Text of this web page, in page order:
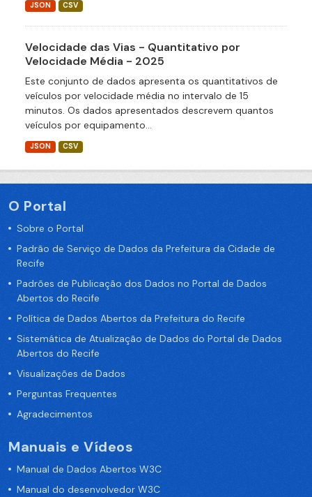
JSON CSV
Velocidade das Vias - Quantitativo por
Velocidade Média - 2025
Este conjunto de dados apresenta os quantitativos de
veículos por velocidade média no intervalo de 15
minutos. Os dados apresentados descrevem quantos
veículos por equipamento...
JSON CSV
O Portal
Sobre o Portal
Padrão de Serviço de Dados da Prefeitura da Cidade de
Recife
Padrões de Publicação dos Dados no Portal de Dados
Abertos do Recife
Política de Dados Abertos da Prefeitura do Recife
Sistemática de Atualização de Dados do Portal de Dados
Abertos do Recife
Visualizações de Dados
Perguntas Frequentes
Agradecimentos
Manuais e Vídeos
Manual de Dados Abertos W3C
Manual do desenvolvedor W3C